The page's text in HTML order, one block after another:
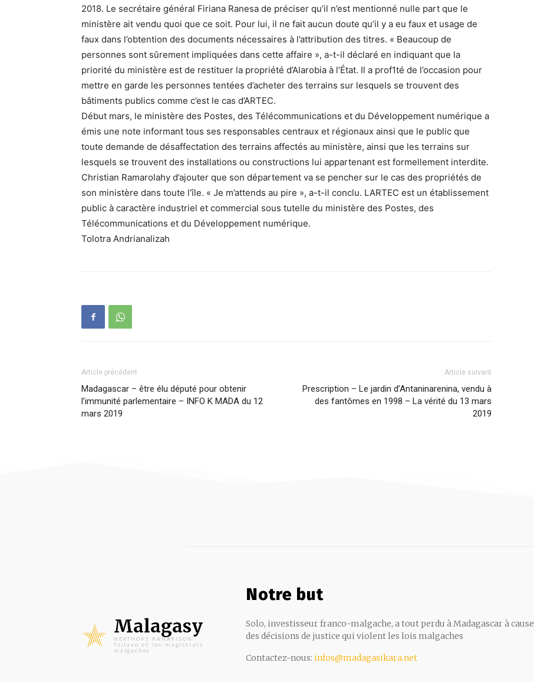
2018. Le secrétaire général Firiana Ranesa de préciser qu’il n’est mentionné nulle part que le
ministère ait vendu quoi que ce soit. Pour lui, il ne fait aucun doute qu’il y a eu faux et usage de
faux dans l’obtention des documents nécessaires à l’attribution des titres. « Beaucoup de
personnes sont sûrement impliquées dans cette affaire », a-t-il déclaré en indiquant que la
priorité du ministère est de restituer la propriété d’Alarobia à l’État. Il a prof1té de l’occasion pour
mettre en garde les personnes tentées d’acheter des terrains sur lesquels se trouvent des
bâtiments publics comme c’est le cas d’ARTEC.
Début mars, le ministère des Postes, des Télécommunications et du Développement numérique a
émis une note informant tous ses responsables centraux et régionaux ainsi que le public que
toute demande de désaffectation des terrains affectés au ministère, ainsi que les terrains sur
lesquels se trouvent des installations ou constructions lui appartenant est formellement interdite.
Christian Ramarolahy d’ajouter que son département va se pencher sur le cas des propriétés de
son ministère dans toute l’île. « Je m’attends au pire », a-t-il conclu. LARTEC est un établissement
public à caractère industriel et commercial sous tutelle du ministère des Postes, des
Télécommunications et du Développement numérique.
Tolotra Andrianalizah
Article précédent
Madagascar – être élu député pour obtenir
l’immunité parlementaire – INFO K MADA du 12
mars 2019
Article suivant
Prescription – Le jardin d’Antaninarenina, vendu à
des fantômes en 1998 – La vérité du 13 mars
2019
Malagasy
NEXTHOPE RANARISON
Tsilavo et les magistrats
malgaches
Notre but
Solo, investisseur franco-malgache, a tout perdu à Madagascar à cause
des décisions de justice qui violent les lois malgaches
Contactez-nous: infos@madagasikara.net